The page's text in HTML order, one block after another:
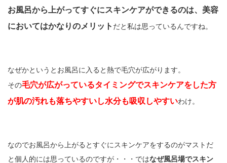
お風呂から上がってすぐにスキンケアができるのは、美容
においてはかなりのメリット だと私は思っているんですね。
なぜかというとお風呂に入ると熱で毛穴が広がります。
その毛穴が広がっているタイミングでスキンケアをした方
が肌の汚れも落ちやすいし水分も吸収しやすいわけ。
なのでお風呂から上がるとすぐにスキンケアをするのがマストだ
と個人的には思っているのですが・・・ではなぜ風呂場でスキン